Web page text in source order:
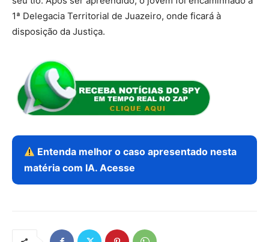
1ª Delegacia Territorial de Juazeiro, onde ficará à
disposição da Justiça.
Entenda melhor o caso apresentado nesta
matéria com IA. Acesse